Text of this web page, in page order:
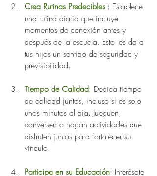
Crea Rutinas Predecibles : Establece
una rutina diaria que incluye
momentos de conexión antes y
después de la escuela. Esto les da a
tus hijos un sentido de seguridad y
previsibilidad.
Tiempo de Calidad: Dedica tiempo
de calidad juntos, incluso si es solo
unos minutos al día. Jueguen,
conversen o hagan actividades que
disfruten juntos para fortalecer su
vínculo.
Participa en su Educación: Interésate